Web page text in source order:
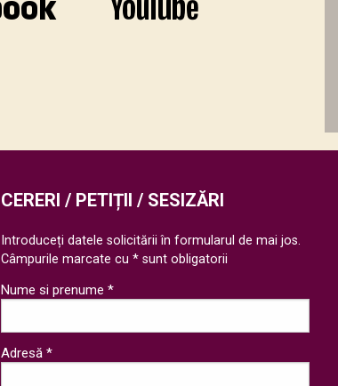
CERERI / PETIȚII / SESIZĂRI
Introduceți datele solicitării în formularul de mai jos.
Câmpurile marcate cu * sunt obligatorii
Nume si prenume *
Adresă *